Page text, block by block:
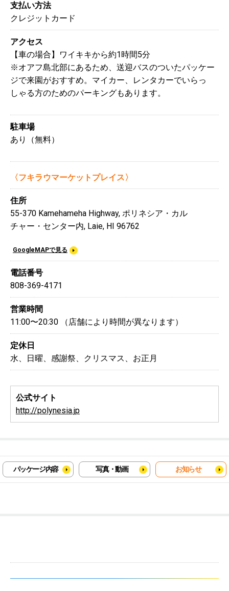
支払い方法
クレジットカード
アクセス
【車の場合】ワイキキから約1時間5分
※オアフ島北部にあるため、送迎バスのついたパッケー
ジで来園がおすすめ。マイカー、レンタカーでいらっ
しゃる方のためのパーキングもあります。
駐車場
あり（無料）
〈フキラウマーケットプレイス〉
住所
55-370 Kamehameha Highway, ポリネシア・カル
チャー・センター内, Laie, HI 96762
GoogleMAPで見る
電話番号
808-369-4171
営業時間
11:00〜20:30 （店舗により時間が異なります）
定休日
水、日曜、感謝祭、クリスマス、お正月
公式サイト
http://polynesia.jp
パッケージ内容 写真・動画 お知らせ